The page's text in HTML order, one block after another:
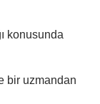
konusunda
bir uzmandan